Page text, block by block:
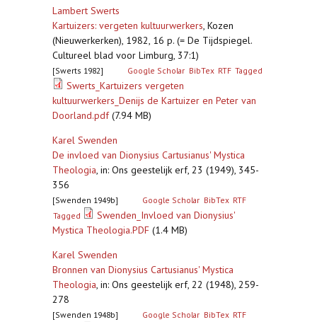
Lambert Swerts
Kartuizers: vergeten kultuurwerkers, Kozen
(Nieuwerkerken), 1982, 16 p. (= De Tijdspiegel.
Cultureel blad voor Limburg, 37:1)
[Swerts 1982] Google Scholar BibTex RTF Tagged
Swerts_Kartuizers vergeten
kultuurwerkers_Denijs de Kartuizer en Peter van
Doorland.pdf(7.94 MB)
Karel Swenden
De invloed van Dionysius Cartusianus' Mystica
Theologia, in: Ons geestelijk erf, 23 (1949), 345-
356
[Swenden 1949b] Google Scholar BibTex RTF
Tagged
Swenden_Invloed van Dionysius'
Mystica Theologia.PDF (1.4 MB)
Karel Swenden
Bronnen van Dionysius Cartusianus' Mystica
Theologia, in: Ons geestelijk erf, 22 (1948), 259-
278
[Swenden 1948b] Google Scholar BibTex RTF